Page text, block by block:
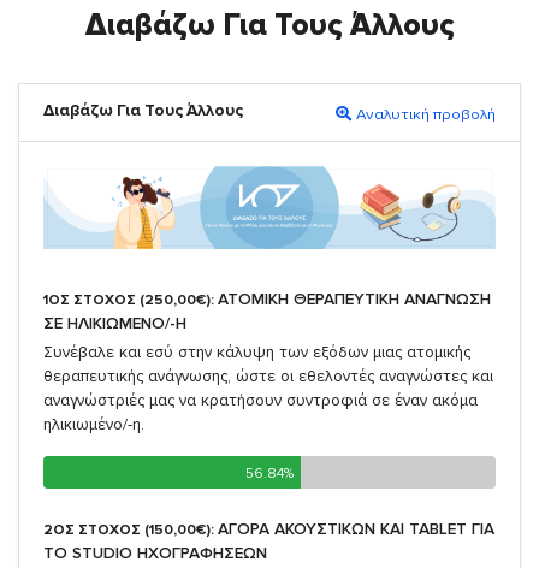
Διαβάζω Για Τους Άλλους
Διαβάζω Για Τους Άλλους Αναλυτική προβολή
1ΟΣ ΣΤΟΧΟΣ (250,00€): ΑΤΟΜΙΚΗ ΘΕΡΑΠΕΥΤΙΚΗ ΑΝΑΓΝΩΣΗ
ΣΕ ΗΛΙΚΙΩΜΕΝΟ/-Η
Συνέβαλε και εσύ στην κάλυψη των εξόδων μιας ατομικής
θεραπευτικής ανάγνωσης, ώστε οι εθελοντές αναγνώστες και
αναγνώστριές μας να κρατήσουν συντροφιά σε έναν ακόμα
ηλικιωμένο/-η.
56.84%
56.84%
2ΟΣ ΣΤΟΧΟΣ (150,00€): ΑΓΟΡΑ ΑΚΟΥΣΤΙΚΩΝ ΚΑΙ TABLET ΓΙΑ
TO STUDIO ΗΧΟΓΡΑΦΗΣΕΩΝ